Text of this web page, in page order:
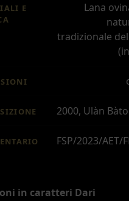
E
Lana
tradizionale
2000, Ulàn
FSP/2023/AET/
in caratteri Dari